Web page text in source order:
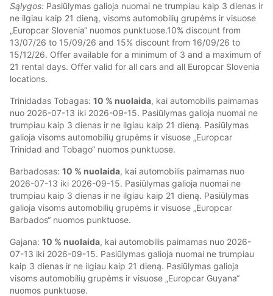
Sąlygos: Pasiūlymas galioja nuomai ne trumpiau kaip 3 dienas ir
ne ilgiau kaip 21 dieną, visoms automobilių grupėms ir visuose
„Europcar Slovenia“ nuomos punktuose.10% discount from
13/07/26 to 15/09/26 and 15% discount from 16/09/26 to
15/12/26. Offer available for a minimum of 3 and a maximum of
21 rental days. Offer valid for all cars and all Europcar Slovenia
locations.
Trinidadas Tobagas: 10 % nuolaida, kai automobilis paimamas
nuo 2026-07-13 iki 2026-09-15. Pasiūlymas galioja nuomai ne
trumpiau kaip 3 dienas ir ne ilgiau kaip 21 dieną. Pasiūlymas
galioja visoms automobilių grupėms ir visuose „Europcar
Trinidad and Tobago“ nuomos punktuose.
Barbadosas: 10 % nuolaida, kai automobilis paimamas nuo
2026-07-13 iki 2026-09-15. Pasiūlymas galioja nuomai ne
trumpiau kaip 3 dienas ir ne ilgiau kaip 21 dieną. Pasiūlymas
galioja visoms automobilių grupėms ir visuose „Europcar
Barbados“ nuomos punktuose.
Gajana: 10 % nuolaida, kai automobilis paimamas nuo 2026-
07-13 iki 2026-09-15. Pasiūlymas galioja nuomai ne trumpiau
kaip 3 dienas ir ne ilgiau kaip 21 dieną. Pasiūlymas galioja
visoms automobilių grupėms ir visuose „Europcar Guyana“
nuomos punktuose.